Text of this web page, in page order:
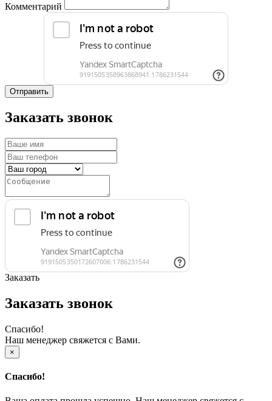
Комментарий
Отправить
Заказать звонок
Заказать
Заказать звонок
Спасибо!
Наш менеджер свяжется с Вами.
×
Спасибо!